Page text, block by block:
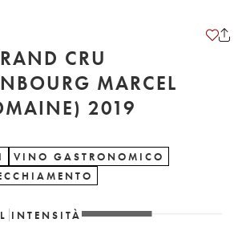
CRU
MARCEL
DEISS (DOMAINE) 2019
VINO GASTRONOMICO
L INTENSITÀ